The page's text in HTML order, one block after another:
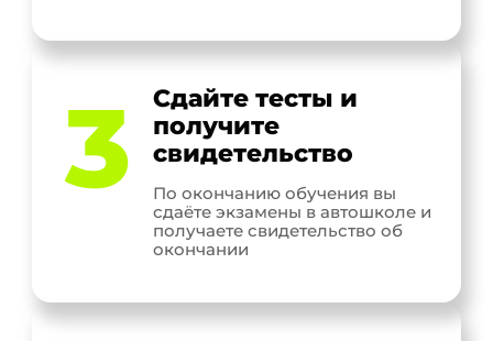
3
Сдайте тесты и
получите
свидетельство
По окончанию обучения вы
сдаёте экзамены в автошколе и
получаете свидетельство об
окончании